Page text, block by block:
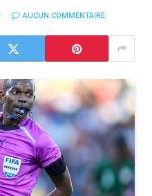
AUCUN COMMENTAIRE